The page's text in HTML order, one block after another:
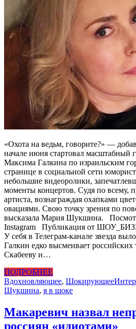
«Охота на ведьм, говорите?» —
начале июня стартовал масштабный
Максима Галкина по израильским
странице в социальной сети
небольшие видеоролики,
моменты концертов. Судя по всему,
артиста, вознаграждая охапками
овациями. Свою точку зрения по
высказала Мария Шукшина.
Instagram Публикация от
У себя в Телеграм-канале звезда
Галкин едко высмеивает
Скабееву и…
ПОДРОБНЕЕ
Вдохновляющее, Шокирующее
Шукшина, я в шоке
Макаревич назвал
россиян «идиотами»